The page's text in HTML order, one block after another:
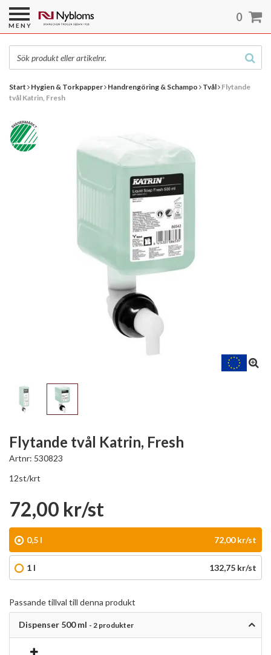
Start Hygien & Torkpapper Handrengöring & Schampo Tvål Flytande
tvål Katrin, Fresh
Flytande tvål Katrin, Fresh
Artnr: 530823
12st/krt
72,00 kr/st
0,5 l 72,00 kr/st
1 l 132,75 kr/st
Passande tillval till denna produkt
Dispenser 500 ml - 2 produkter
MENY
0